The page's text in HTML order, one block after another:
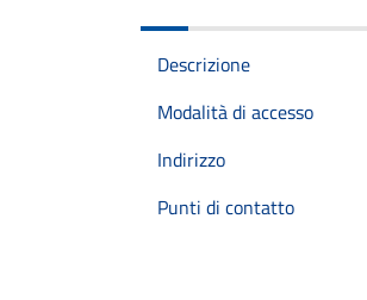
Descrizione
Modalità di accesso
Indirizzo
Punti di contatto